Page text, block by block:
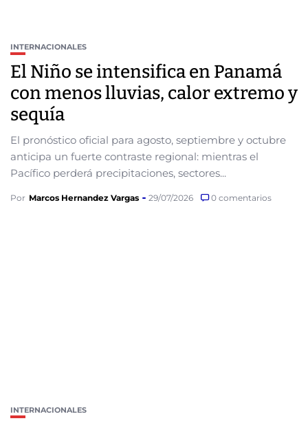
INTERNACIONALES
El Niño se intensifica en Panamá
con menos lluvias, calor extremo y
sequía
El pronóstico oficial para agosto, septiembre y octubre
anticipa un fuerte contraste regional: mientras el
Pacífico perderá precipitaciones, sectores...
Por Marcos Hernandez Vargas 29/07/2026 0 comentarios
INTERNACIONALES